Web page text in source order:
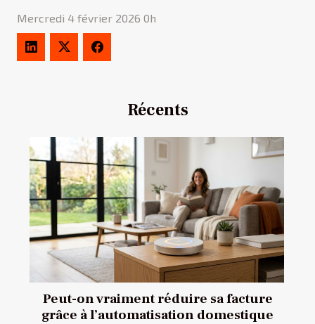
Mercredi 4 février 2026 0h
Récents
Peut-on vraiment réduire sa facture
grâce à l’automatisation domestique